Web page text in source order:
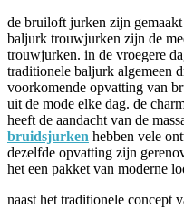
de bruiloft jurken zijn gemaakt
baljurk trouwjurken zijn de
trouwjurken. in de vroegere
traditionele baljurk algemeen
voorkomende opvatting van
uit de mode elke dag. de
heeft de aandacht van de
bruidsjurken hebben vele
dezelfde opvatting zijn
het een pakket van moderne
naast het traditionele concept